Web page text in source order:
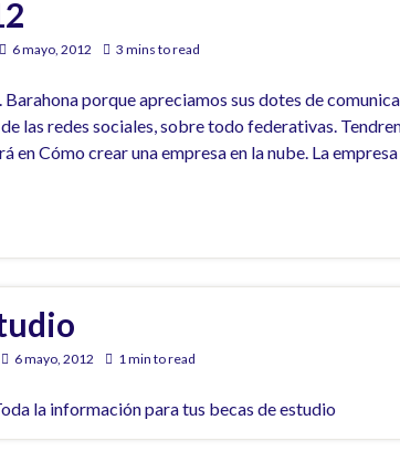
6 mayo, 2012 3 mins to read
porque apreciamos sus dotes de
las redes sociales, sobre todo federativas.
en Cómo crear una empresa en la nube. La
6 mayo, 2012 1 min to read
la información para tus becas de estudio